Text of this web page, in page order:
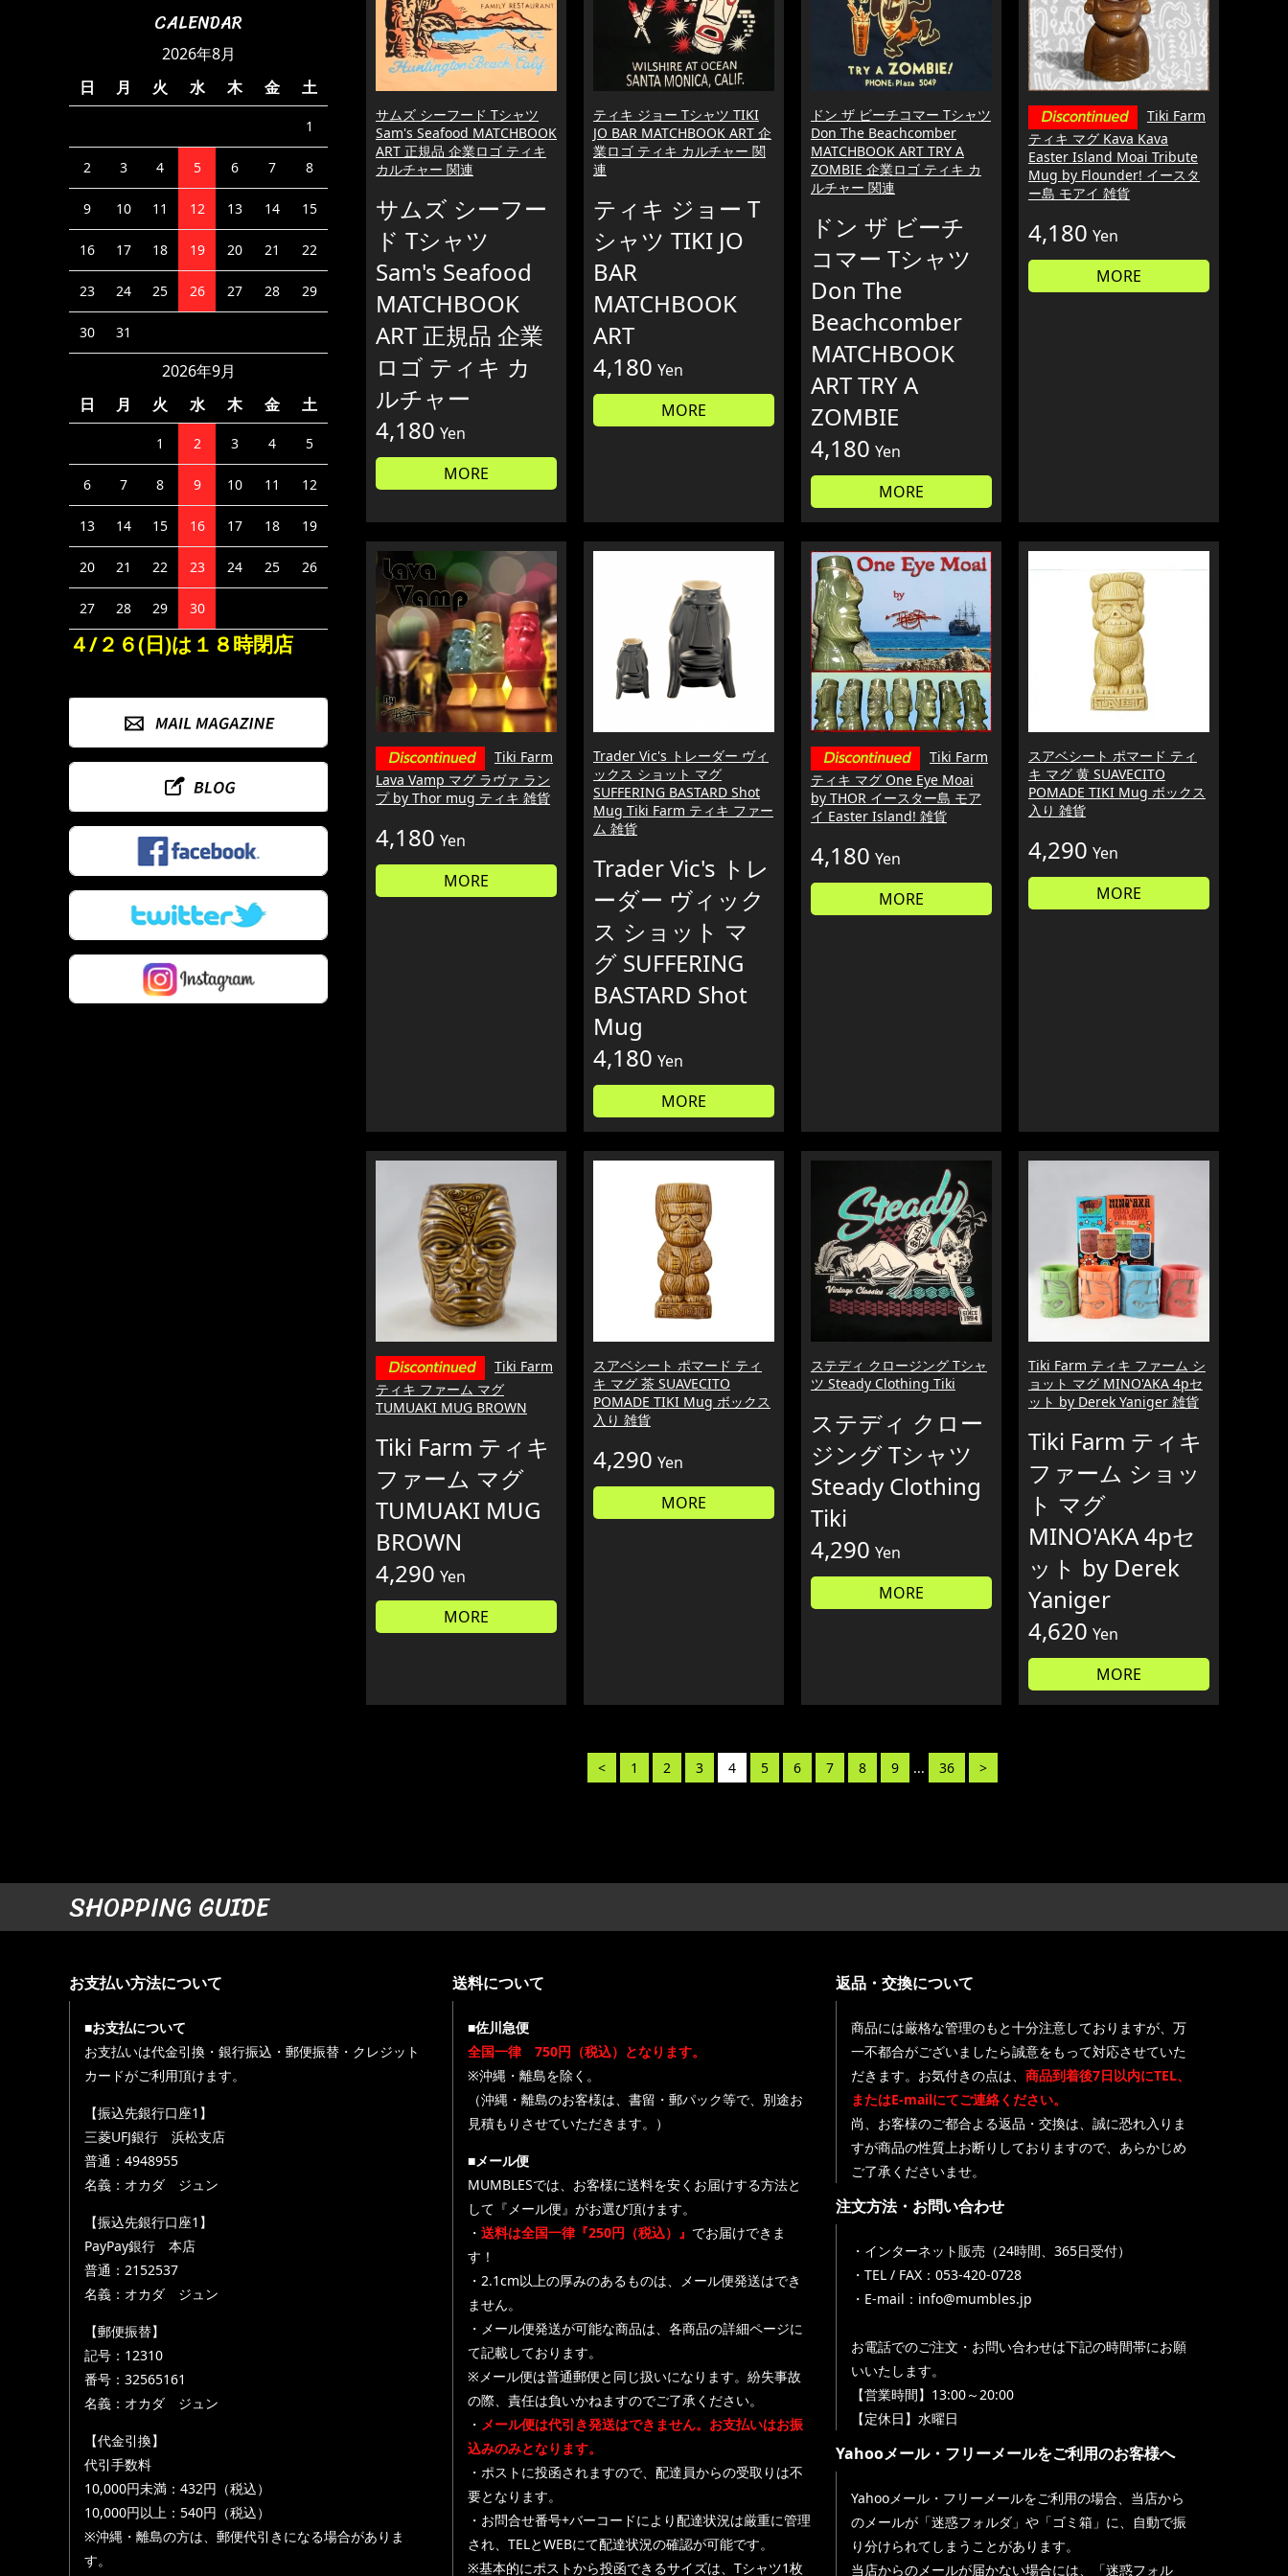
CALENDAR
2026年8月
日
月 火 水 木 金 土
1
2 3 4 5 6 7 8
9 10 11 12 13 14 15
16 17 18 19 20 21 22
23 24 25 26 27 28 29
30 31
2026年9月
日
月 火 水 木 金 土
1 2 3 4 5
6 7 8 9 10 11 12
13 14 15 16 17 18 19
20 21 22 23 24 25 26
27 28 29 30
４/２６(日)は１８時閉店
サムズ シーフード Tシャツ
Sam's Seafood MATCHBOOK
ART 正規品 企業ロゴ ティキ
カルチャー 関連
サムズ シーフー
ド Tシャツ
Sam's Seafood
MATCHBOOK
ART 正規品 企業
ロゴ ティキ カ
ルチャー
4,180 Yen
MORE
ティキ ジョー Tシャツ TIKI
JO BAR MATCHBOOK ART 企
業ロゴ ティキ カルチャー 関
連
ティキ ジョー T
シャツ TIKI JO
BAR
MATCHBOOK
ART
4,180 Yen
MORE
ドン ザ ビーチコマー Tシャツ
Don The Beachcomber
MATCHBOOK ART TRY A
ZOMBIE 企業ロゴ ティキ カ
ルチャー 関連
ドン ザ ビーチ
コマー Tシャツ
Don The
Beachcomber
MATCHBOOK
ART TRY A
ZOMBIE
4,180 Yen
MORE
Tiki Farm
ティキ マグ Kava Kava
Easter Island Moai Tribute
Mug by Flounder! イースタ
ー島 モアイ 雑貨
4,180 Yen
MORE
Tiki Farm
Lava Vamp マグ ラヴァ ラン
プ by Thor mug ティキ 雑貨
4,180 Yen
MORE
Trader Vic's トレーダー ヴィ
ックス ショット マグ
SUFFERING BASTARD Shot
Mug Tiki Farm ティキ ファー
ム 雑貨
Trader Vic's トレ
ーダー ヴィック
ス ショット マ
グ SUFFERING
BASTARD Shot
Mug
4,180 Yen
MORE
Tiki Farm
ティキ マグ One Eye Moai
by THOR イースター島 モア
イ Easter Island! 雑貨
4,180 Yen
MORE
スアベシート ポマード ティ
キ マグ 黄 SUAVECITO
POMADE TIKI Mug ボックス
入り 雑貨
4,290 Yen
MORE
Tiki Farm
ティキ ファーム マグ
TUMUAKI MUG BROWN
Tiki Farm ティキ
ファーム マグ
TUMUAKI MUG
BROWN
4,290 Yen
MORE
スアベシート ポマード ティ
キ マグ 茶 SUAVECITO
POMADE TIKI Mug ボックス
入り 雑貨
4,290 Yen
MORE
ステディ クロージング Tシャ
ツ Steady Clothing Tiki
ステディ クロー
ジング Tシャツ
Steady Clothing
Tiki
4,290 Yen
MORE
Tiki Farm ティキ ファーム シ
ョット マグ MINO'AKA 4pセ
ット by Derek Yaniger 雑貨
Tiki Farm ティキ
ファーム ショッ
ト マグ
MINO'AKA 4pセ
ット by Derek
Yaniger
4,620 Yen
MORE
< 1 2 3 4 5 6 7 8 9 ... 36 >
SHOPPING GUIDE
お支払い方法について
■お支払について
お支払いは代金引換・銀行振込・郵便振替・クレジット
カードがご利用頂けます。
【振込先銀行口座1】
三菱UFJ銀行 浜松支店
普通：4948955
名義：オカダ ジュン
【振込先銀行口座1】
PayPay銀行 本店
普通：2152537
名義：オカダ ジュン
【郵便振替】
記号：12310
番号：32565161
名義：オカダ ジュン
【代金引換】
代引手数料
10,000円未満：432円（税込）
10,000円以上：540円（税込）
※沖縄・離島の方は、郵便代引きになる場合がありま
す。
送料について
■佐川急便
全国一律 750円（税込）となります。
※沖縄・離島を除く。
（沖縄・離島のお客様は、書留・郵パック等で、別途お
見積もりさせていただきます。）
■メール便
MUMBLESでは、お客様に送料を安くお届けする方法と
して『メール便』がお選び頂けます。
・ 送料は全国一律『250円（税込）』 でお届けできま
す！
・2.1cm以上の厚みのあるものは、メール便発送はでき
ません。
・メール便発送が可能な商品は、各商品の詳細ページに
て記載しております。
※メール便は普通郵便と同じ扱いになります。紛失事故
の際、責任は負いかねますのでご了承ください。
・ メール便は代引き発送はできません。お支払いはお振
込みのみとなります。
・ポストに投函されますので、配達員からの受取りは不
要となります。
・お問合せ番号+バーコードにより配達状況は厳重に管理
され、TELとWEBにて配達状況の確認が可能です。
※基本的にポストから投函できるサイズは、Tシャツ1枚
返品・交換について
商品には厳格な管理のもと十分注意しておりますが、万
一不都合がございましたら誠意をもって対応させていた
だきます。お気付きの点は、 商品到着後7日以内にTEL、
またはE-mailにてご連絡ください。
尚、お客様のご都合よる返品・交換は、誠に恐れ入りま
すが商品の性質上お断りしておりますので、あらかじめ
ご了承くださいませ。
注文方法・お問い合わせ
・インターネット販売（24時間、365日受付）
・TEL / FAX：053-420-0728
・E-mail：info@mumbles.jp
お電話でのご注文・お問い合わせは下記の時間帯にお願
いいたします。
【営業時間】13:00～20:00
【定休日】水曜日
Yahooメール・フリーメールをご利用のお客様へ
Yahooメール・フリーメールをご利用の場合、当店から
のメールが「迷惑フォルダ」や「ゴミ箱」に、自動で振
り分けられてしまうことがあります。
当店からのメールが届かない場合には、「迷惑フォル